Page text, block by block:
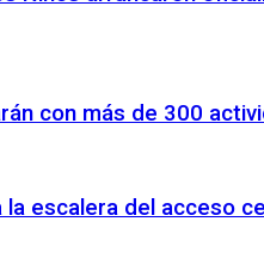
con más de 300
escalera del acceso